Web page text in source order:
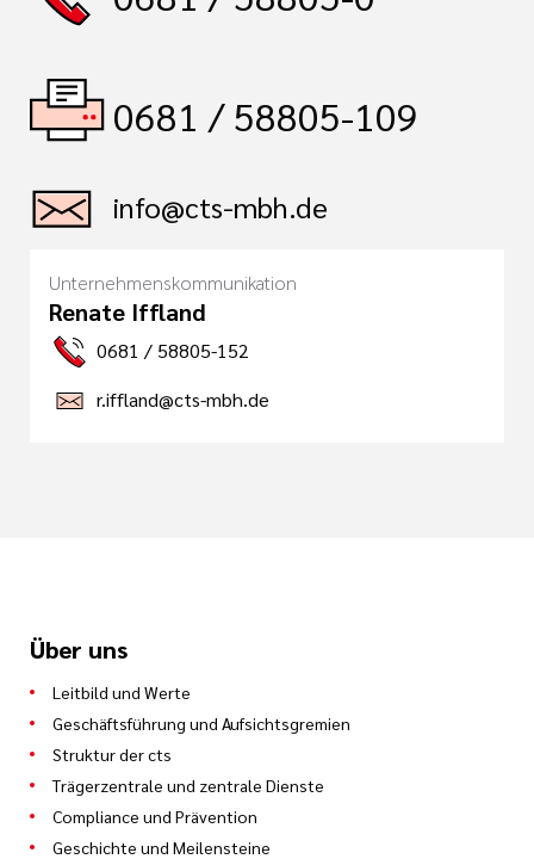
0681 / 58805-109
info@cts-mbh.de
Unternehmenskommunikation
Renate Iffland
0681 / 58805-152
r.iffland@cts-mbh.de
Über uns
Leitbild und Werte
Geschäftsführung und Aufsichtsgremien
Struktur der cts
Trägerzentrale und zentrale Dienste
Compliance und Prävention
Geschichte und Meilensteine